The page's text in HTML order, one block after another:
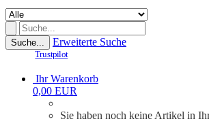
Suche... Erweiterte Suche
Trustpilot
Ihr Warenkorb
0,00 EUR
Sie haben noch keine Artikel in